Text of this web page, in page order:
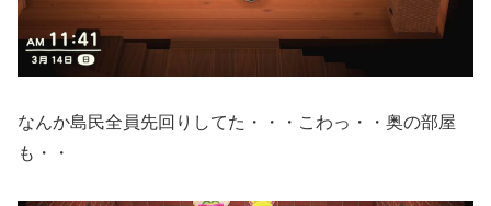
なんか島民全員先回りしてた・・・こわっ・・奥の部屋
も・・